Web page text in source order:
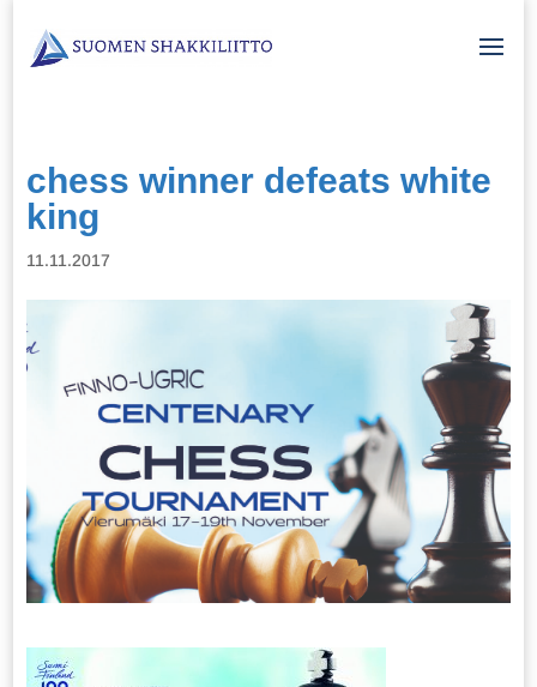
chess winner defeats white
king
11.11.2017